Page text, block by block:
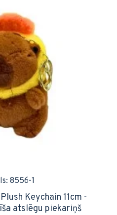
8556-1
Keychain 11cm -
atslēgu piekariņš